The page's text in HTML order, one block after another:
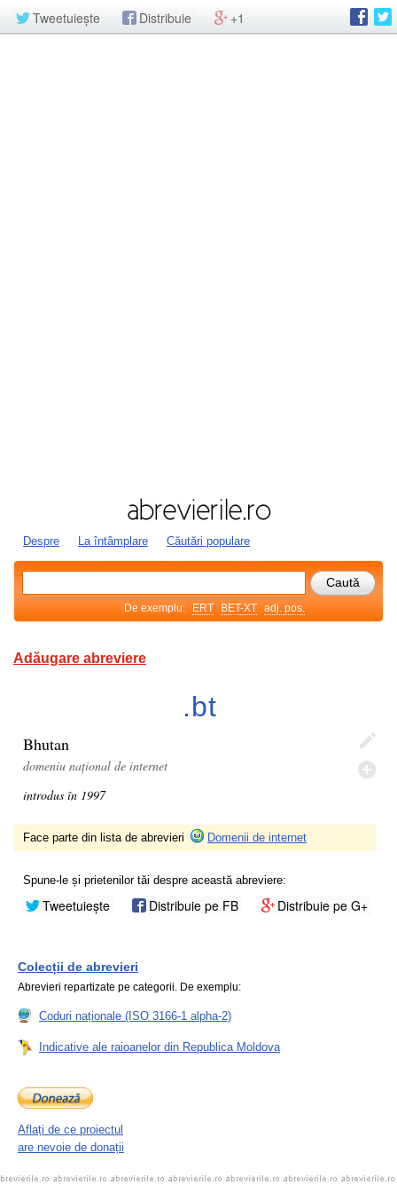
Tweetuiește Distribuie +1
Despre La întâmplare Căutări populare
De exemplu: ERT BET-XT adj. pos.
Adăugare abreviere
.bt
Bhutan
domeniu național de internet
introdus în 1997
Face parte din lista de abrevieri Domenii de internet
Spune-le și prietenilor tăi despre această abreviere:
Tweetuiește Distribuie pe FB Distribuie pe G+
Colecții de abrevieri
Abrevieri repartizate pe categorii. De exemplu:
Coduri naționale (ISO 3166-1 alpha-2)
Indicative ale raioanelor din Republica Moldova
Aflați de ce proiectul
are nevoie de donații